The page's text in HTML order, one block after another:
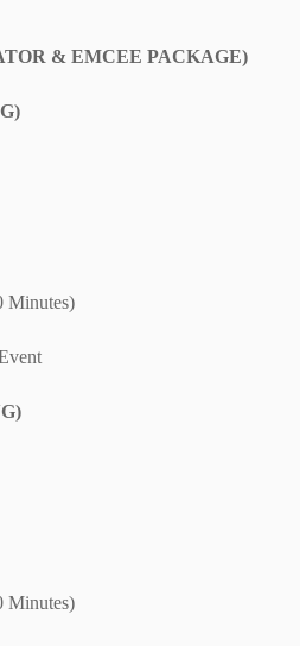
& EMCEE PACKAGE)
Minutes)
Minutes)